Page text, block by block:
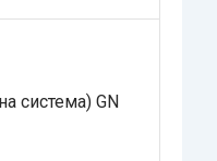
система) GN